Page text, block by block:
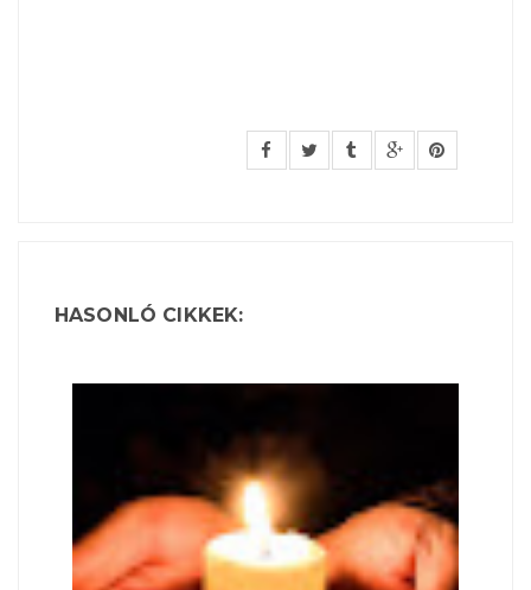
HASONLÓ CIKKEK: